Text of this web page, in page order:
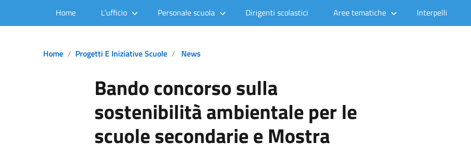
Home L’ufficio Personale scuola Dirigenti scolastici Aree tematiche Interpelli
Home Progetti E Iniziative Scuole News
Bando concorso sulla
sostenibilità ambientale per le
scuole secondarie e Mostra